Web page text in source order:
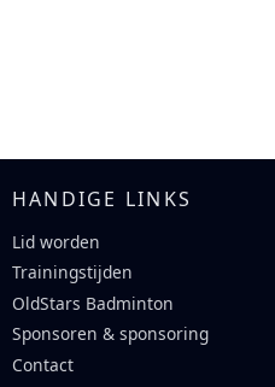
HANDIGE LINKS
Lid worden
Trainingstijden
OldStars Badminton
Sponsoren & sponsoring
Contact